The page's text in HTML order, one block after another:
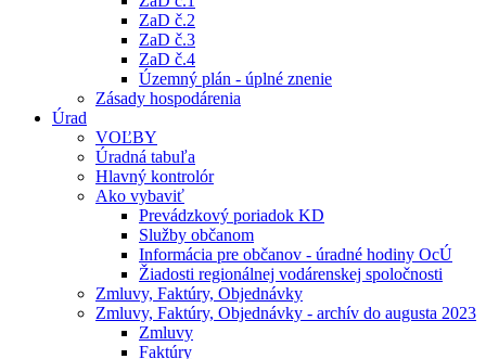
ZaD č.2
ZaD č.3
ZaD č.4
Územný plán - úplné znenie
Zásady hospodárenia
Úrad
VOĽBY
Úradná tabuľa
Hlavný kontrolór
Ako vybaviť
Prevádzkový poriadok KD
Služby občanom
Informácia pre občanov - úradné hodiny OcÚ
Žiadosti regionálnej vodárenskej spoločnosti
Zmluvy, Faktúry, Objednávky
Zmluvy, Faktúry, Objednávky - archív do augusta 2023
Zmluvy
Faktúry